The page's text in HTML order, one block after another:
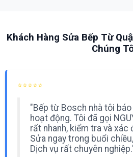
Khách Hàng Sửa Bếp Từ
Chúng
⭐⭐⭐⭐⭐
"Bếp từ Bosch nhà tôi báo
hoạt động. Tôi đã gọi
rất nhanh, kiểm tra và xác
Sửa ngay trong buổi
Dịch vụ rất chuyên